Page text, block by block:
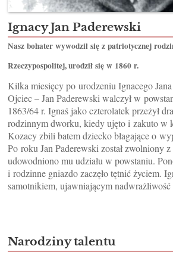
Ignacy Jan Paderewski
Nasz bohater wywodził się z patriotycznej
Rzeczypospolitej, urodził się w 1860 r.
Kilka miesięcy po urodzeniu Ignacego Jana
Ojciec – Jan Paderewski walczył w
1863/64 r. Ignaś jako czterolatek przeżył
rodzinnym dworku, kiedy ujęto i zakuto w
Kozacy zbili batem dziecko błagające o
Po roku Jan Paderewski został zwolniony
udowodniono mu udziału w powstaniu.
i rodzinne gniazdo zaczęło tętnić życiem.
samotnikiem, ujawniającym nadwrażliwość
Narodziny talentu